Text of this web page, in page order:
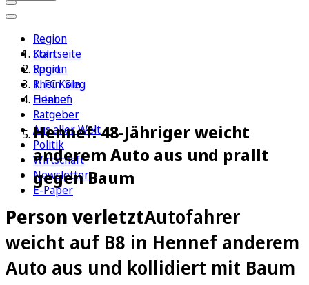
Region
Köln
Sport
1. FC Köln
Erleben
Ratgeber
Aus aller Welt
Politik
Wirtschaft
Newsletter
E-Paper
Startseite
Region
Rhein-Sieg
Hennef
Hennef: 48-Jähriger weicht
anderem Auto aus und prallt
gegen Baum
Person verletztAutofahrer
weicht auf B8 in Hennef anderem
Auto aus und kollidiert mit Baum